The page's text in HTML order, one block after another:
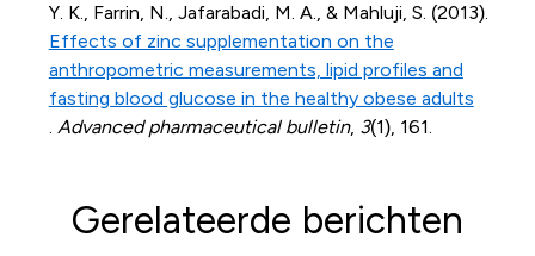
Y. K., Farrin, N., Jafarabadi, M. A., & Mahluji, S. (2013).
Effects of zinc supplementation on the
anthropometric measurements, lipid profiles and
fasting blood glucose in the healthy obese adults
Advanced pharmaceutical bulletin, 3(1), 161.
Gerelateerde berichten